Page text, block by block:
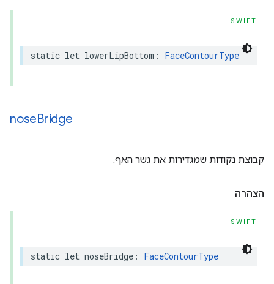
SWIFT
static let lowerLipBottom : FaceContourType
noseBridge
קבוצת נקודות שמגדירות את גשר האף.
הצהרה
SWIFT
static let noseBridge : FaceContourType